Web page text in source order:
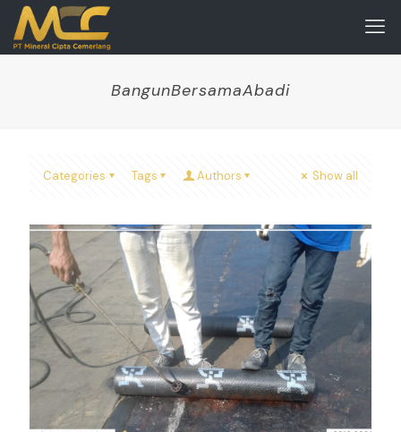
BangunBersamaAbadi
Categories Tags Authors Show all